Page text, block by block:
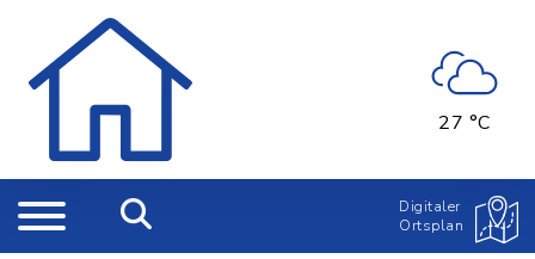
27 °C
Digitaler
Ortsplan